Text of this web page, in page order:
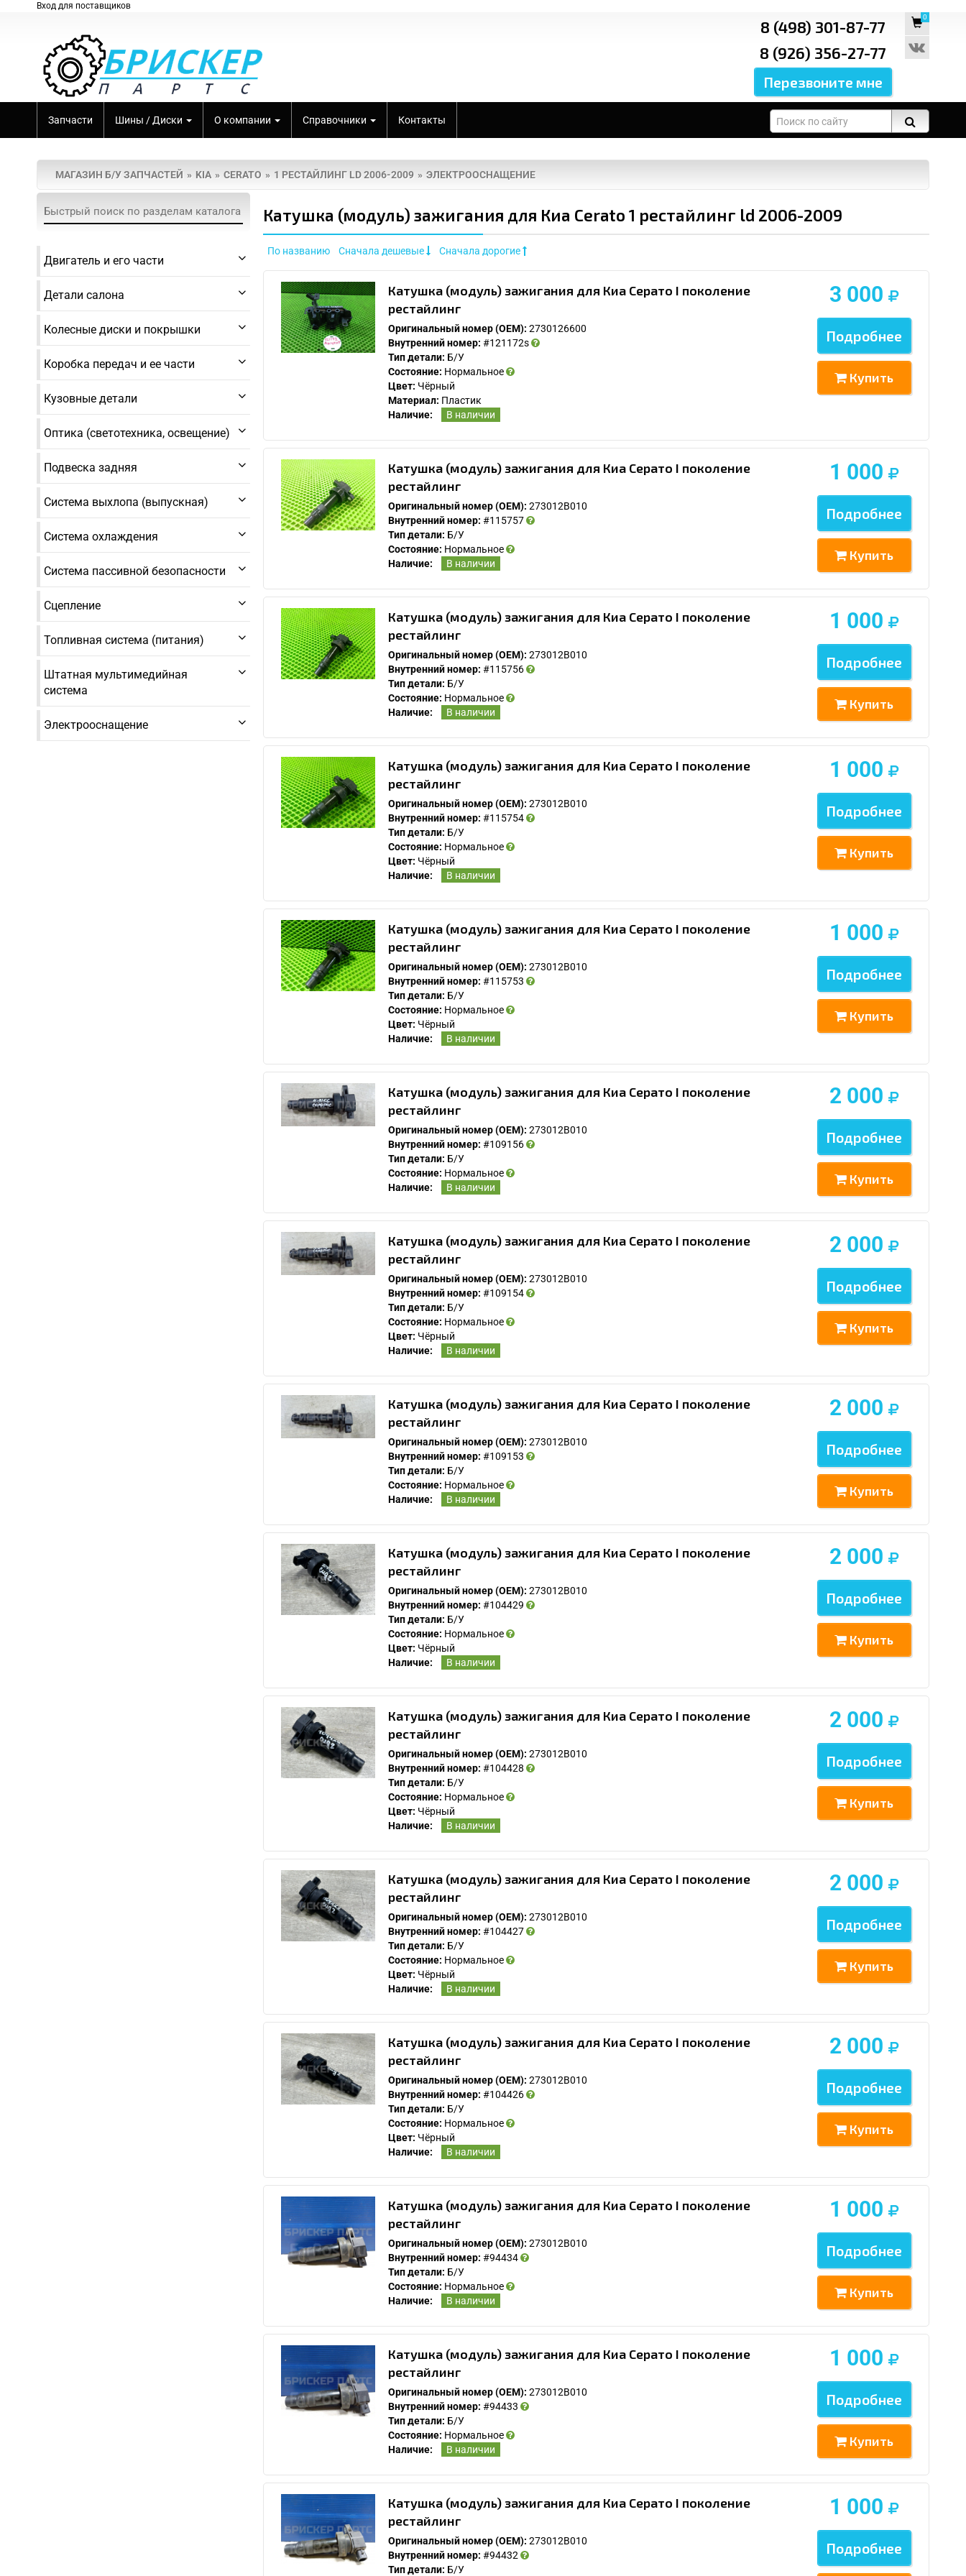
Вход для поставщиков
8 (498) 301-87-77
8 (926) 356-27-77
0
Запчасти Шины / Диски О компании Справочники Контакты
МАГАЗИН Б/У ЗАПЧАСТЕЙ KIA CERATO 1 РЕСТАЙЛИНГ LD 2006-2009 ЭЛЕКТРООСНАЩЕНИЕ
Двигатель и его части
Детали салона
Колесные диски и покрышки
Коробка передач и ее части
Кузовные детали
Оптика (светотехника, освещение)
Подвеска задняя
Система выхлопа (выпускная)
Система охлаждения
Система пассивной безопасности
Сцепление
Топливная система (питания)
Штатная мультимедийная
система
Электрооснащение
Катушка (модуль) зажигания для Киа Cerato 1 рестайлинг ld 2006-2009
По названию Сначала дешевые Сначала дорогие
Катушка (модуль) зажигания для Киа Серато I поколение
рестайлинг
Оригинальный номер (OEM): 2730126600
Внутренний номер: #121172s
Тип детали: Б/У
Состояние: Нормальное
Цвет: Чёрный
Материал: Пластик
Наличие:
В наличии
3 000
Подробнее
Купить
Катушка (модуль) зажигания для Киа Серато I поколение
рестайлинг
Оригинальный номер (OEM): 273012B010
Внутренний номер: #115757
Тип детали: Б/У
Состояние: Нормальное
Наличие:
В наличии
1 000
Подробнее
Купить
Катушка (модуль) зажигания для Киа Серато I поколение
рестайлинг
Оригинальный номер (OEM): 273012B010
Внутренний номер: #115756
Тип детали: Б/У
Состояние: Нормальное
Наличие:
В наличии
1 000
Подробнее
Купить
Катушка (модуль) зажигания для Киа Серато I поколение
рестайлинг
Оригинальный номер (OEM): 273012B010
Внутренний номер: #115754
Тип детали: Б/У
Состояние: Нормальное
Цвет: Чёрный
Наличие:
В наличии
1 000
Подробнее
Купить
Катушка (модуль) зажигания для Киа Серато I поколение
рестайлинг
Оригинальный номер (OEM): 273012B010
Внутренний номер: #115753
Тип детали: Б/У
Состояние: Нормальное
Цвет: Чёрный
Наличие:
В наличии
1 000
Подробнее
Купить
Катушка (модуль) зажигания для Киа Серато I поколение
рестайлинг
Оригинальный номер (OEM): 273012B010
Внутренний номер: #109156
Тип детали: Б/У
Состояние: Нормальное
Наличие:
В наличии
2 000
Подробнее
Купить
Катушка (модуль) зажигания для Киа Серато I поколение
рестайлинг
Оригинальный номер (OEM): 273012B010
Внутренний номер: #109154
Тип детали: Б/У
Состояние: Нормальное
Цвет: Чёрный
Наличие:
В наличии
2 000
Подробнее
Купить
Катушка (модуль) зажигания для Киа Серато I поколение
рестайлинг
Оригинальный номер (OEM): 273012B010
Внутренний номер: #109153
Тип детали: Б/У
Состояние: Нормальное
Наличие:
В наличии
2 000
Подробнее
Купить
Катушка (модуль) зажигания для Киа Серато I поколение
рестайлинг
Оригинальный номер (OEM): 273012B010
Внутренний номер: #104429
Тип детали: Б/У
Состояние: Нормальное
Цвет: Чёрный
Наличие:
В наличии
2 000
Подробнее
Купить
Катушка (модуль) зажигания для Киа Серато I поколение
рестайлинг
Оригинальный номер (OEM): 273012B010
Внутренний номер: #104428
Тип детали: Б/У
Состояние: Нормальное
Цвет: Чёрный
Наличие:
В наличии
2 000
Подробнее
Купить
Катушка (модуль) зажигания для Киа Серато I поколение
рестайлинг
Оригинальный номер (OEM): 273012B010
Внутренний номер: #104427
Тип детали: Б/У
Состояние: Нормальное
Цвет: Чёрный
Наличие:
В наличии
2 000
Подробнее
Купить
Катушка (модуль) зажигания для Киа Серато I поколение
рестайлинг
Оригинальный номер (OEM): 273012B010
Внутренний номер: #104426
Тип детали: Б/У
Состояние: Нормальное
Цвет: Чёрный
Наличие:
В наличии
2 000
Подробнее
Купить
Катушка (модуль) зажигания для Киа Серато I поколение
рестайлинг
Оригинальный номер (OEM): 273012B010
Внутренний номер: #94434
Тип детали: Б/У
Состояние: Нормальное
Наличие:
В наличии
1 000
Подробнее
Купить
Катушка (модуль) зажигания для Киа Серато I поколение
рестайлинг
Оригинальный номер (OEM): 273012B010
Внутренний номер: #94433
Тип детали: Б/У
Состояние: Нормальное
Наличие:
В наличии
1 000
Подробнее
Купить
Катушка (модуль) зажигания для Киа Серато I поколение
рестайлинг
Оригинальный номер (OEM): 273012B010
Внутренний номер: #94432
Тип детали: Б/У
1 000
Подробнее
У Вас возникли вопросы? Вы не нашли нужную
Заполните форму ниже и мы Вам перезвоним.